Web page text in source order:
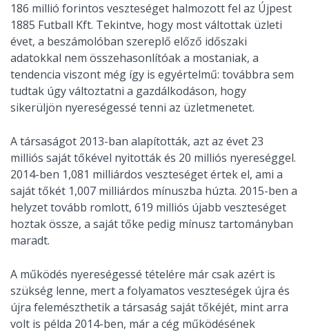
186 millió forintos veszteséget halmozott fel az Újpest
1885 Futball Kft. Tekintve, hogy most váltottak üzleti
évet, a beszámolóban szereplő előző időszaki
adatokkal nem összehasonlítóak a mostaniak, a
tendencia viszont még így is egyértelmű: továbbra sem
tudtak úgy változtatni a gazdálkodáson, hogy
sikerüljön nyereségessé tenni az üzletmenetet.
A társaságot 2013-ban alapították, azt az évet 23
milliós saját tőkével nyitották és 20 milliós nyereséggel.
2014-ben 1,081 milliárdos veszteséget értek el, ami a
saját tőkét 1,007 milliárdos mínuszba húzta. 2015-ben a
helyzet tovább romlott, 619 milliós újabb veszteséget
hoztak össze, a saját tőke pedig mínusz tartományban
maradt.
A működés nyereségessé tételére már csak azért is
szükség lenne, mert a folyamatos veszteségek újra és
újra felemészthetik a társaság saját tőkéjét, mint arra
volt is példa 2014-ben, már a cég működésének